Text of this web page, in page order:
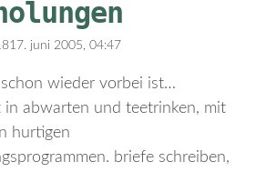
17. juni 2005, 04:47
wieder vorbei ist…
in abwarten und teetrinken, mit
hurtigen
briefe schreiben,